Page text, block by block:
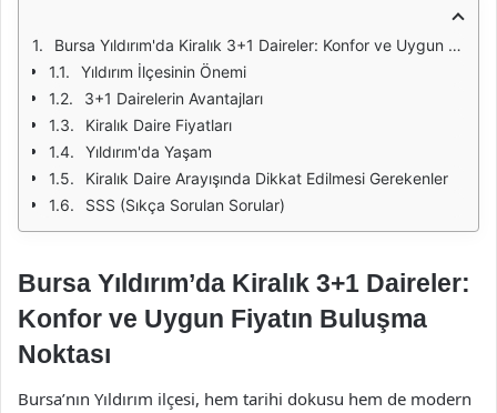
Bursa Yıldırım'da Kiralık 3+1 Daireler: Konfor ve Uygun Fiyatın Buluşma Noktası
Yıldırım İlçesinin Önemi
3+1 Dairelerin Avantajları
Kiralık Daire Fiyatları
Yıldırım'da Yaşam
Kiralık Daire Arayışında Dikkat Edilmesi Gerekenler
SSS (Sıkça Sorulan Sorular)
Bursa Yıldırım’da Kiralık 3+1 Daireler:
Konfor ve Uygun Fiyatın Buluşma
Noktası
Bursa’nın Yıldırım ilçesi, hem tarihi dokusu hem de modern